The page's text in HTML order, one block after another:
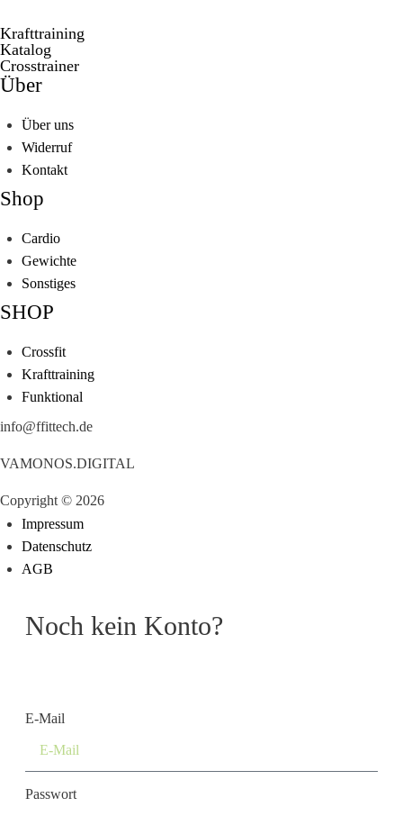
Krafttraining
Katalog
Crosstrainer
Über
Über uns
Widerruf
Kontakt
Shop
Cardio
Gewichte
Sonstiges
SHOP
Crossfit
Krafttraining
Funktional
info@ffittech.de
VAMONOS.DIGITAL
Copyright © 2026
Impressum
Datenschutz
AGB
Noch kein Konto?
E-Mail
Passwort